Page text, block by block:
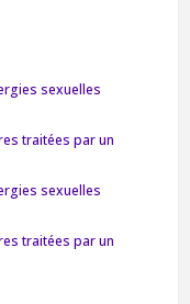
sexuelles
traitées par un
sexuelles
traitées par un